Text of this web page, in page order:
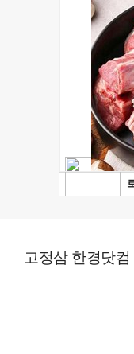
고정삼 한경닷